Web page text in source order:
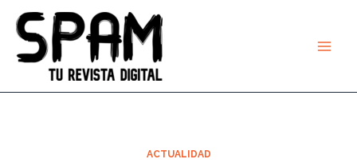
contenido
ACTUALIDAD